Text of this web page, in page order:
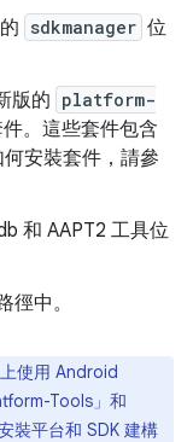
sdkmanager 位
版的 platform-
。這些套件包含
安裝套件，請參
和 AAPT2 工具位
徑中。
使用 Android
Tools」 和
裝平台和 SDK 建構